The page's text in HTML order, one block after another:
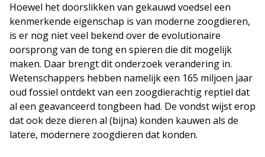
Hoewel het doorslikken van gekauwd voedsel een
kenmerkende eigenschap is van moderne zoogdieren,
is er nog niet veel bekend over de evolutionaire
oorsprong van de tong en spieren die dit mogelijk
maken. Daar brengt dit onderzoek verandering in.
Wetenschappers hebben namelijk een 165 miljoen jaar
oud fossiel ontdekt van een zoogdierachtig reptiel dat
al een geavanceerd tongbeen had. De vondst wijst erop
dat ook deze dieren al (bijna) konden kauwen als de
latere, modernere zoogdieren dat konden.